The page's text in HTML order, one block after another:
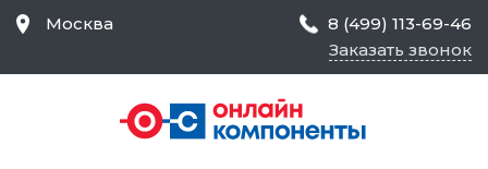
Москва
8 (499) 113-69-46
Заказать звонок
Средства Контроля
Статического
Электричества и